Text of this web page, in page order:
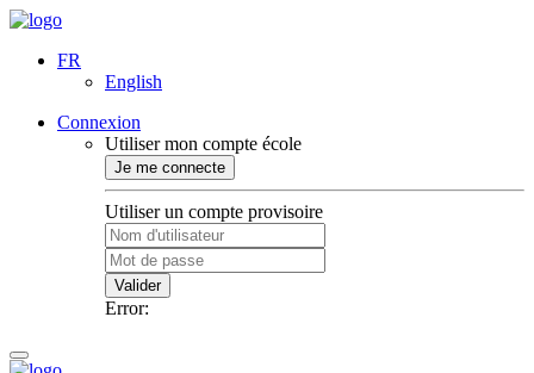
FR
English
Connexion
Utiliser mon compte école
Je me connecte
Utiliser un compte provisoire
Valider
Error: